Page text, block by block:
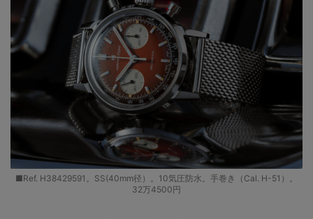
■Ref. H38429591。SS(40mm径）。10気圧防水。手巻き（Cal. H-51）。
32万4500円